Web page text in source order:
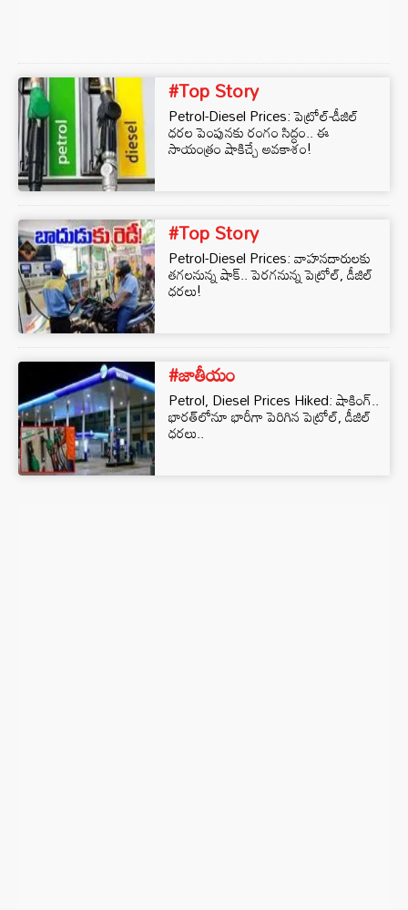
#Top Story
Petrol-Diesel Prices: పెట్రోల్-డీజిల్
ధరల పెంపునకు రంగం సిద్ధం.. ఈ
సాయంత్రం షాకిచ్చే అవకాశం!
#Top Story
Petrol-Diesel Prices: వాహనదారులకు
తగలనున్న షాక్.. పెరగనున్న పెట్రోల్, డీజిల్
ధరలు!
#జాతీయం
Petrol, Diesel Prices Hiked: షాకింగ్..
భారత్‌లోనూ భారీగా పెరిగిన పెట్రోల్, డీజిల్
ధరలు..